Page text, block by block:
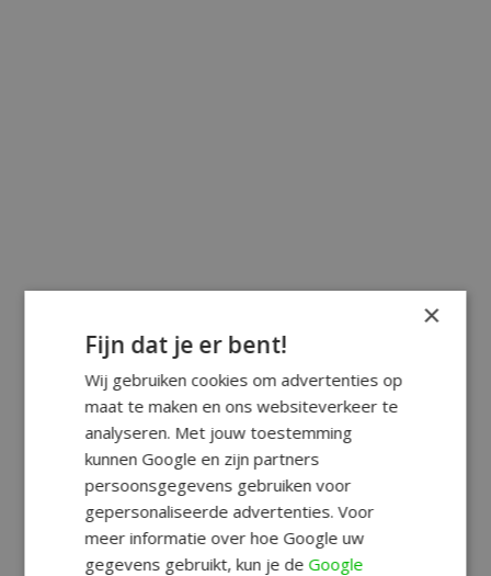
×
Fijn dat je er bent!
Wij gebruiken cookies om advertenties op
maat te maken en ons websiteverkeer te
analyseren. Met jouw toestemming
kunnen Google en zijn partners
persoonsgegevens gebruiken voor
gepersonaliseerde advertenties. Voor
meer informatie over hoe Google uw
gegevens gebruikt, kun je deGoogle